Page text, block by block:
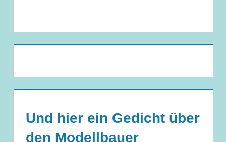
Und hier ein Gedicht über
den Modellbauer